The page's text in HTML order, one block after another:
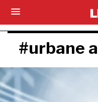
#urbane